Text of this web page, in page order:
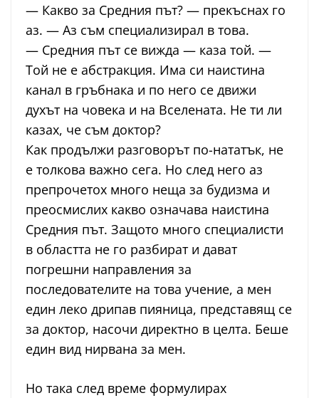
— Какво за Средния път? — прекъснах го
аз. — Аз съм специализирал в това.
— Средния път се вижда — каза той. —
Той не е абстракция. Има си наистина
канал в гръбнака и по него се движи
духът на човека и на Вселената. Не ти ли
казах, че съм доктор?
Как продължи разговорът по-нататък, не
е толкова важно сега. Но след него аз
препрочетох много неща за будизма и
преосмислих какво означава наистина
Средния път. Защото много специалисти
в областта не го разбират и дават
погрешни направления за
последователите на това учение, а мен
един леко дрипав пияница, представящ се
за доктор, насочи директно в целта. Беше
един вид нирвана за мен.
Но така след време формулирах